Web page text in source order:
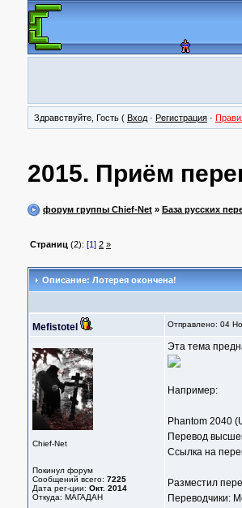
Здравствуйте, Гость ( Вход · Регистрация ·
2015. Приём
форум группы Chief-Net » База русских
Страниц (2): [1] 2 »
Описание: Лотерея окончена!
Mefistotel Отправлено: 04
Chief-Net
Покинул форум
Сообщений всего: 7225
Дата рег-ции: Окт. 2014
Откуда: МАГАДАН
Эта тема
Например:
Phantom 2040
Перевод
Ссылка на
Разместил
Переводчики: